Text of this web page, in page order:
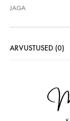
JAGA
ARVUSTUSED (0)